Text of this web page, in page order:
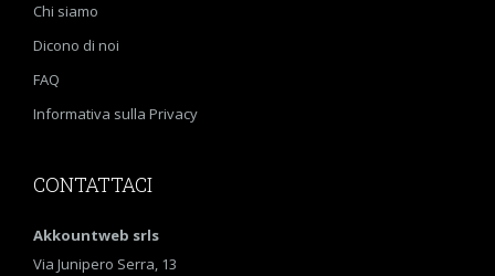
Chi siamo
Dicono di noi
FAQ
Informativa sulla Privacy
CONTATTACI
Akkountweb srls
Via Junipero Serra, 13